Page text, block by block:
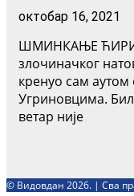
октобар 16, 2021
ШМИНКАЊЕ
злочиначког
кренуо сам аутом
Угриновцима.
ветар није
© Видовдан 2026. | Сва